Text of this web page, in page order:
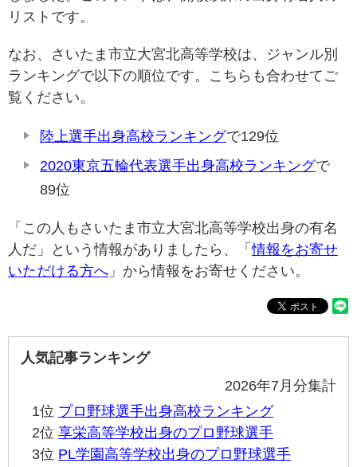
リストです。
なお、さいたま市立大宮北高等学校は、ジャンル別
ランキングで以下の順位です。こちらも合わせてご
覧ください。
陸上選手出身高校ランキングで129位
2020東京五輪代表選手出身高校ランキングで
89位
「この人もさいたま市立大宮北高等学校出身の有名
人だ」という情報がありましたら、「情報をお寄せ
いただける方へ 」から情報をお寄せください。
人気記事ランキング
2026年7月分集計
1位 プロ野球選手出身高校ランキング
2位 享栄高等学校出身のプロ野球選手
3位 PL学園高等学校出身のプロ野球選手